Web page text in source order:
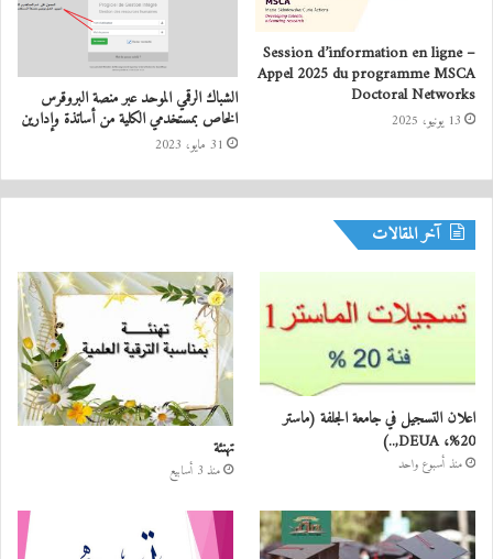
Session d’information en ligne –
Appel 2025 du programme MSCA
Doctoral Networks
13 يونيو، 2025
الشباك الرقمي الموحد عبر منصة البروقرس
الخاص بمستخدمي الكلية من أساتذة وإدارين
31 مايو، 2023
آخر المقالات
اعلان التسجيل في جامعة الجلفة (ماستر
20%، DEUA,..)
منذ أسبوع واحد
تهنئة
منذ 3 أسابيع